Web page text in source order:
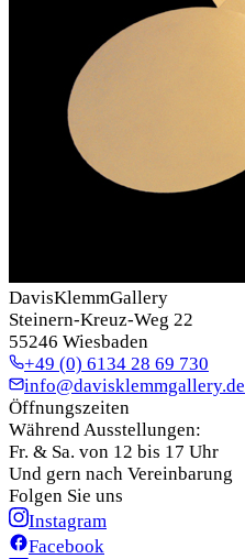
DavisKlemmGallery
Steinern-Kreuz-Weg 22
55246 Wiesbaden
+49 (0) 6134 28 69 730
info@davisklemmgallery.de
Öffnungszeiten
Während Ausstellungen:
Fr. & Sa. von 12 bis 17 Uhr
Und gern nach Vereinbarung
Folgen Sie uns
Instagram
Facebook